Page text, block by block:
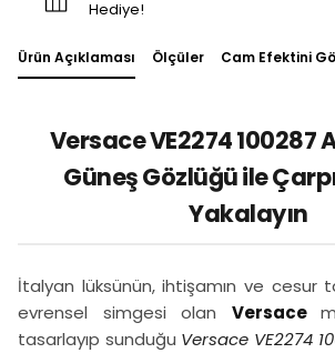
Hediye!
Ürün Açıklaması Ölçüler Cam Efektini
Versace VE2274 100287
Güneş Gözlüğü ile
Yakalayın
İtalyan lüksünün, ihtişamın ve cesur
evrensel simgesi olan Versace
tasarlayıp sunduğu Versace VE2274